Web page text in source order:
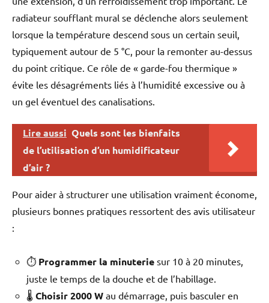
radiateur soufflant mural se déclenche alors seulement
lorsque la température descend sous un certain seuil,
typiquement autour de 5 °C, pour la remonter au-dessus
du point critique. Ce rôle de « garde-fou thermique »
évite les désagréments liés à l’humidité excessive ou à
un gel éventuel des canalisations.
Lire aussi Quels sont les bienfaits
de l’utilisation d’un humidificateur
d’air ?
Pour aider à structurer une utilisation vraiment économe,
plusieurs bonnes pratiques ressortent des avis utilisateur
:
⏱️ Programmer la minuterie sur 10 à 20 minutes,
juste le temps de la douche et de l’habillage.
🌡️ Choisir 2000 W au démarrage, puis basculer en